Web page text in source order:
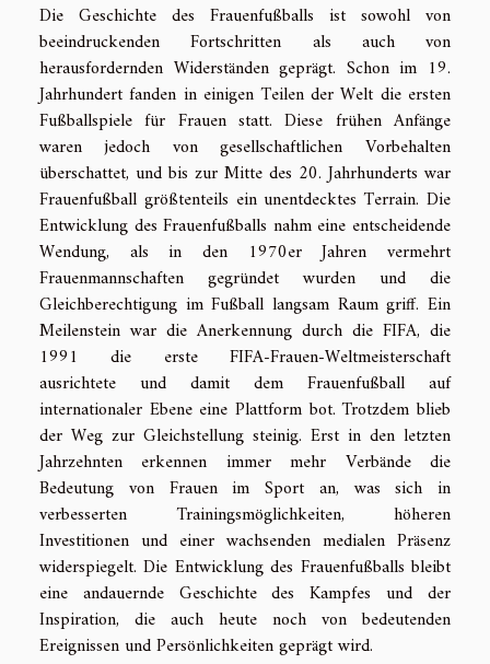
Die Geschichte des Frauenfußballs ist sowohl von
beeindruckenden Fortschritten als auch von
herausfordernden Widerständen geprägt. Schon im 19.
Jahrhundert fanden in einigen Teilen der Welt die ersten
Fußballspiele für Frauen statt. Diese frühen Anfänge
waren jedoch von gesellschaftlichen Vorbehalten
überschattet, und bis zur Mitte des 20. Jahrhunderts war
Frauenfußball größtenteils ein unentdecktes Terrain. Die
Entwicklung des Frauenfußballs nahm eine entscheidende
Wendung, als in den 1970er Jahren vermehrt
Frauenmannschaften gegründet wurden und die
Gleichberechtigung im Fußball langsam Raum griff. Ein
Meilenstein war die Anerkennung durch die FIFA, die
1991 die erste FIFA-Frauen-Weltmeisterschaft
ausrichtete und damit dem Frauenfußball auf
internationaler Ebene eine Plattform bot. Trotzdem blieb
der Weg zur Gleichstellung steinig. Erst in den letzten
Jahrzehnten erkennen immer mehr Verbände die
Bedeutung von Frauen im Sport an, was sich in
verbesserten Trainingsmöglichkeiten, höheren
Investitionen und einer wachsenden medialen Präsenz
widerspiegelt. Die Entwicklung des Frauenfußballs bleibt
eine andauernde Geschichte des Kampfes und der
Inspiration, die auch heute noch von bedeutenden
Ereignissen und Persönlichkeiten geprägt wird.